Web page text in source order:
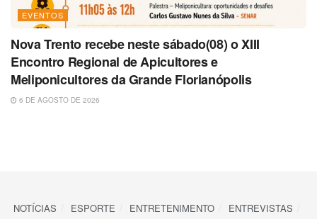
EVENTOS
Nova Trento recebe neste sábado(08) o XIII
Encontro Regional de Apicultores e
Meliponicultores da Grande Florianópolis
6 DE AGOSTO DE 2026
NOTÍCIAS ESPORTE ENTRETENIMENTO
ENTREVISTAS